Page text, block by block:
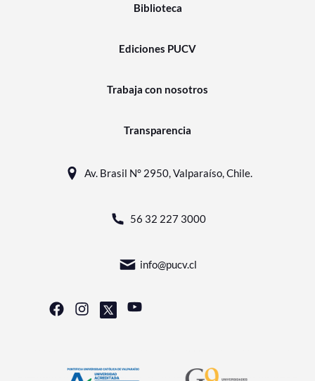
Biblioteca
Ediciones PUCV
Trabaja con nosotros
Transparencia
Av. Brasil N° 2950, Valparaíso, Chile.
56 32 227 3000
info@pucv.cl